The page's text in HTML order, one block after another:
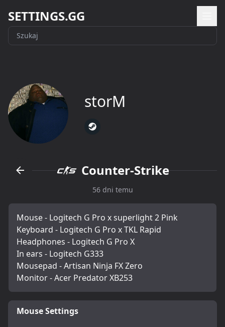
SETTINGS.GG
storM
Counter-Strike
56 dni temu
Mouse - Logitech G Pro x superlight 2 Pink
Keyboard - Logitech G Pro x TKL Rapid
Headphones - Logitech G Pro X
In ears - Logitech G333
Mousepad - Artisan Ninja FX Zero
Monitor - Acer Predator XB253
Mouse Settings